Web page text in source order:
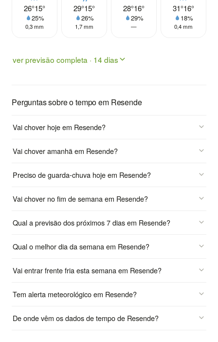
26°15°
25%
0,3 mm
29°15°
26%
1,7 mm
28°16°
29%
—
31°16°
18%
0,4 mm
ver previsão completa · 14 dias
Perguntas sobre o tempo em Resende
Vai chover hoje em Resende?
Vai chover amanhã em Resende?
Preciso de guarda-chuva hoje em Resende?
Vai chover no fim de semana em Resende?
Qual a previsão dos próximos 7 dias em Resende?
Qual o melhor dia da semana em Resende?
Vai entrar frente fria esta semana em Resende?
Tem alerta meteorológico em Resende?
De onde vêm os dados de tempo de Resende?